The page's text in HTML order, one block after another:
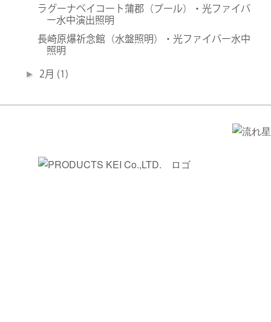
ラグーナベイコート蒲郡（プール）・光ファイバ
ー水中演出照明
長崎原爆祈念館（水盤照明）・光ファイバー水中
照明
► 2月 (1)